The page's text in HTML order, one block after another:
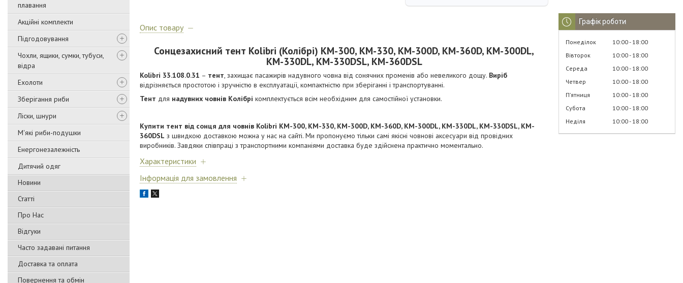
плавання
Акційні комплекти
Підгодовування
Чохли, ящики, сумки, тубуси,
відра
Ехолоти
Зберігання риби
Ліски, шнури
М'які риби-подушки
Енергонезалежність
Дитячий одяг
Новини
Статті
Про Нас
Відгуки
Часто задавані питання
Доставка та оплата
Повернення та обмін
Опис товару
Сонцезахисний тент Kolibri (Колібрі) КМ-300, КМ-330, KM-300D, KM-360D, КМ-300DL,
КМ-330DL, КМ-330DSL, KM-360DSL
Kolibri 33.108.0.31 – тент, захищає пасажирів надувного човна від сонячних променів або невеликого дощу. Виріб
відрізняється простотою і зручністю в експлуатації, компактністю при зберіганні і транспортуванні.
Тент для надувних човнів Колібрі комплектується всім необхідним для самостійної установки.
Купити тент від сонця для човнів Kolibri КМ-300, КМ-330, KM-300D, KM-360D, КМ-300DL, КМ-330DL, КМ-330DSL, KM-
360DSL з швидкою доставкою можна у нас на сайті. Ми пропонуємо тільки самі якісні човнові аксесуари від провідних
виробників. Завдяки співпраці з транспортними компаніями доставка буде здійснена практично моментально.
Характеристики
Інформація для замовлення
Графік роботи
Понеділок 10:00 18:00
Вівторок
10:00 18:00
Середа
10:00 18:00
Четвер
10:00 18:00
Пʼятниця
10:00 18:00
Субота
10:00 18:00
Неділя
10:00 18:00